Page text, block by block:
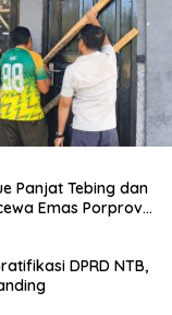
Panjat Tebing dan
Emas Porprov
DPRD NTB,